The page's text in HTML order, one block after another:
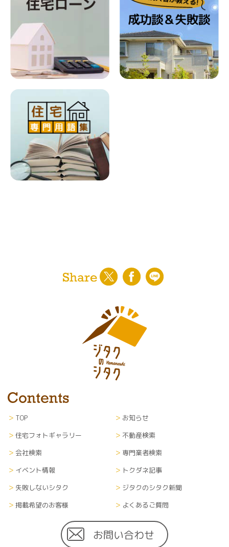
TOP
お知らせ
住宅フォトギャラリー
不動産検索
会社検索
専門業者検索
イベント情報
トクダネ記事
失敗しないシタク
ジタクのシタク新聞
掲載希望のお客様
よくあるご質問
お問い合わせ